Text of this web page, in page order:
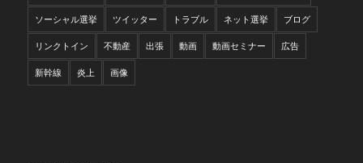
ソーシャル選挙 ツイッター トラブル ネット選挙 ブログ
リンクトイン 不動産 出張 動画 動画セミナー 広告
新幹線 炎上 画像